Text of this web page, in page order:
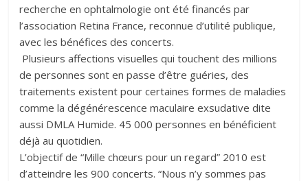
recherche en ophtalmologie ont été financés par
l’association Retina France, reconnue d’utilité publique,
avec les bénéfices des concerts.
Plusieurs affections visuelles qui touchent des millions
de personnes sont en passe d’être guéries, des
traitements existent pour certaines formes de maladies
comme la dégénérescence maculaire exsudative dite
aussi DMLA Humide. 45 000 personnes en bénéficient
déjà au quotidien.
L’objectif de “Mille chœurs pour un regard” 2010 est
d’atteindre les 900 concerts. “Nous n’y sommes pas